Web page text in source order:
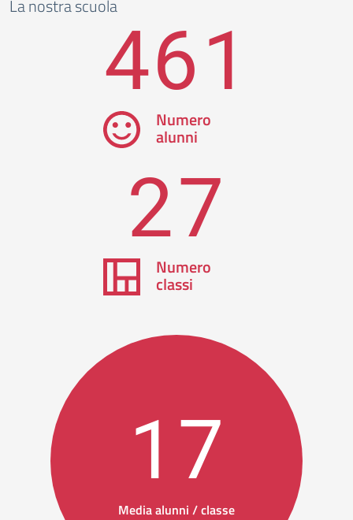
La nostra scuola461
Numero
alunni
27
Numero
classi
17
Media alunni / classe